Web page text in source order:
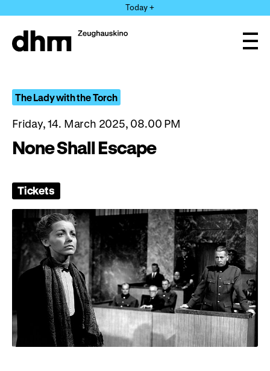
directly
the
Today +
The Lady with the Torch
Friday, 14. March 2025, 08.00 PM
None Shall Escape
Tickets